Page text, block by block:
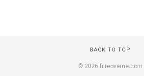
BACK TO TOP
© 2026 fr.reoveme.com